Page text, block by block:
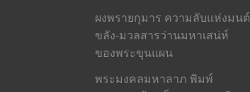
ผงพรายกุมาร ความลับแห่งมนต์
ขลัง-มวลสารว่านมหาเสน่ห์
ของพระขุนแผน
พระมงคลมหาลาภ พิมพ์